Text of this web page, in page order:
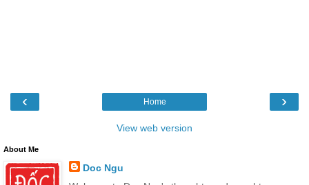
‹ ›
Home
View web version
About Me
Doc Ngu